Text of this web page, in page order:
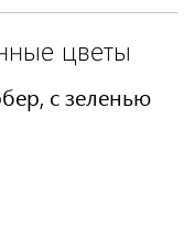
цветы